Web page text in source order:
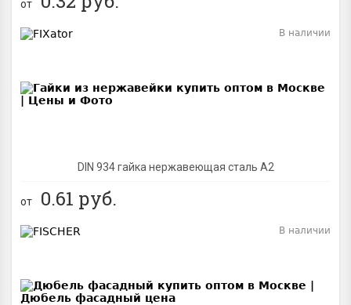
от
DIN 934 гайка нержавеющая сталь A2
В наличии
от 0.61 руб.
В наличии